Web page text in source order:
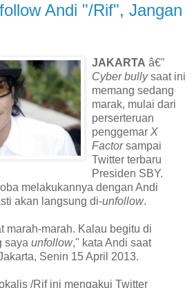
Andi "/Rif", Jangan
JAKARTA â€"
Cyber bullysaat ini
memang sedang
marak, mulai dari
perserteruan
penggemar X
Factorsampai
Twitter terbaru
Presiden SBY.
melakukannya dengan Andi
akan langsung di-unfollow.
marah-marah. Kalau begitu di
saya unfollow," kata Andi saat
Senin 15 April 2013.
/Rif ini mengakui Twitter